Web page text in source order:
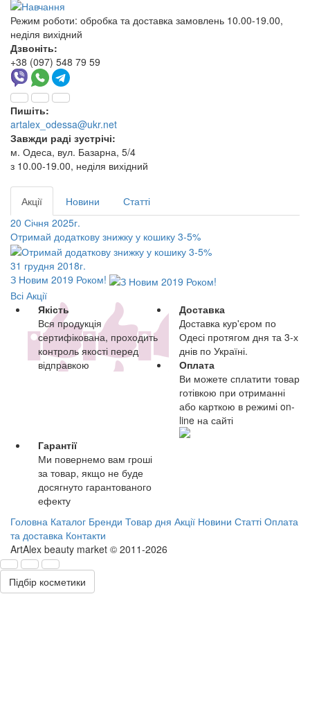
Режим роботи: обробка та доставка замовлень 10.00-19.00,
неділя вихідний
Дзвоніть:
+38 (097) 548 79 59
Пишіть:
artalex_odessa@ukr.net
Завжди раді зустрічі:
м. Одеса, вул. Базарна, 5/4
з 10.00-19.00, неділя вихідний
Акції Новини
Статті
20 Січня 2025г.
Отримай додаткову знижку у кошику 3-5%
31 грудня 2018г.
З Новим 2019 Роком!
Всі Акції
Якість
Вся продукція
сертифікована, проходить
контроль якості перед
відправкою
Доставка
Доставка кур'єром по
Одесі протягом дня та 3-х
днів по Україні.
Оплата
Ви можете сплатити товар
готівкою при отриманні
або карткою в режимі on-
line на сайті
Гарантії
Ми повернемо вам гроші
за товар, якщо не буде
досягнуто гарантованого
ефекту
Головна Каталог Бренди Товар дня Акції Новини Статті Оплата
та доставка Контакти
ArtAlex beauty market © 2011-2026
Підбір косметики